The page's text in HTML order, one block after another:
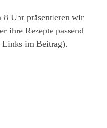
8 Uhr präsentieren wir
ihre Rezepte passend
Links im Beitrag).